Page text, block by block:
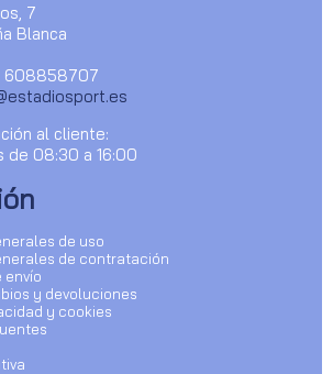
7
Blanca
608858707
al cliente:
de 08:30 a 16:00
de uso
de contratación
envío
y devoluciones
y cookies